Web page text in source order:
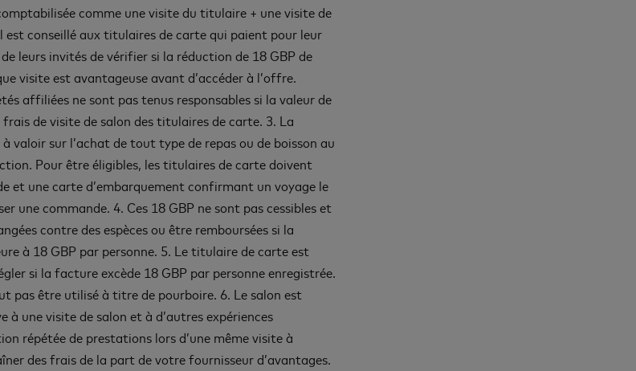
comme une visite du titulaire + une visite de
est conseillé aux titulaires de carte qui paient pour leur
leurs invités de vérifier si la réduction de 18 GBP de
visite est avantageuse avant d’accéder à l’offre.
affiliées ne sont pas tenus responsables si la valeur de
de visite de salon des titulaires de carte. 3. La
valoir sur l’achat de tout type de repas ou de boisson au
Pour être éligibles, les titulaires de carte doivent
et une carte d’embarquement confirmant un voyage le
une commande. 4. Ces 18 GBP ne sont pas cessibles et
contre des espèces ou être remboursées si la
à 18 GBP par personne. 5. Le titulaire de carte est
si la facture excède 18 GBP par personne enregistrée.
pas être utilisé à titre de pourboire. 6. Le salon est
une visite de salon et à d’autres expériences
répétée de prestations lors d’une même visite à
des frais de la part de votre fournisseur d’avantages.